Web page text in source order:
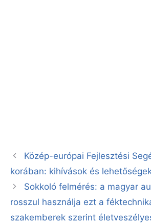
Közép-európai Fejlesztési
korában: kihívások és
Sokkoló felmérés: a magyar
rosszul használja ezt a
szakemberek szerint